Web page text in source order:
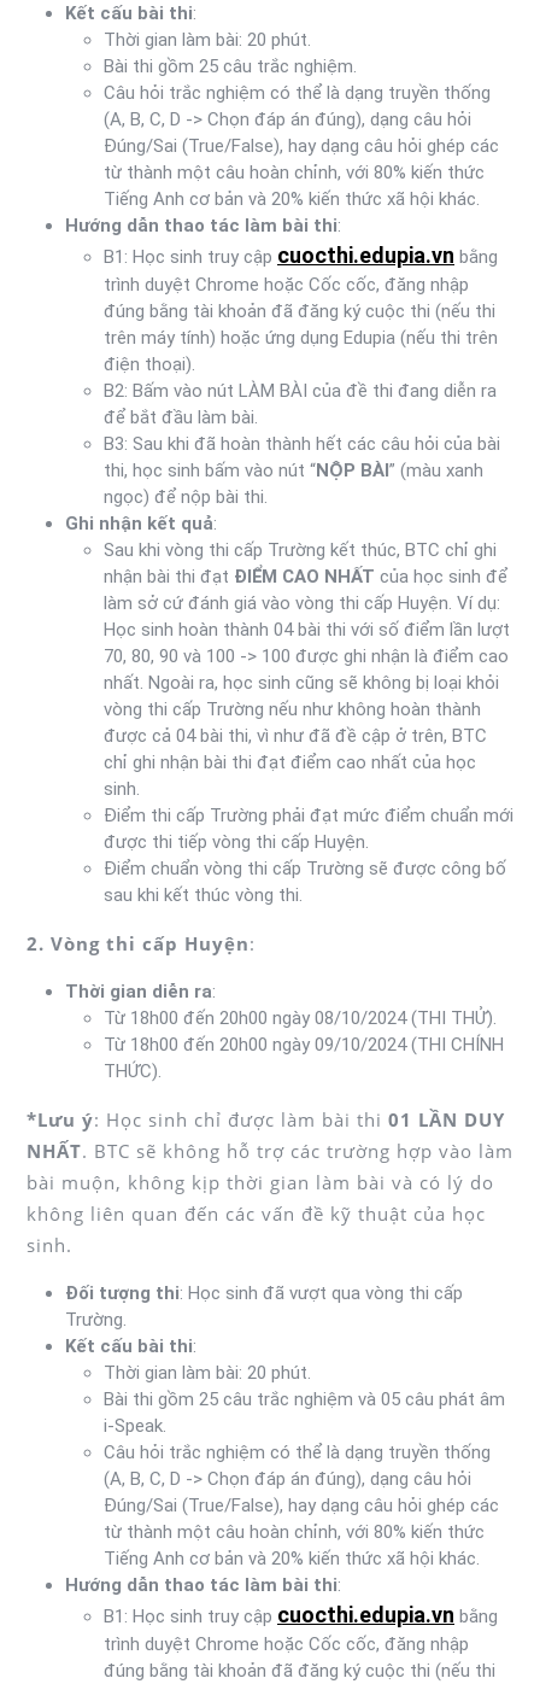
Kết cấu bài thi:
Thời gian làm bài: 20 phút.
Bài thi gồm 25 câu trắc nghiệm.
Câu hỏi trắc nghiệm có thể là dạng truyền thống
(A, B, C, D -> Chọn đáp án đúng), dạng câu hỏi
Đúng/Sai (True/False), hay dạng câu hỏi ghép các
từ thành một câu hoàn chỉnh, với 80% kiến thức
Tiếng Anh cơ bản và 20% kiến thức xã hội khác.
Hướng dẫn thao tác làm bài thi:
B1: Học sinh truy cập cuocthi.edupia.vn bằng
trình duyệt Chrome hoặc Cốc cốc, đăng nhập
đúng bằng tài khoản đã đăng ký cuộc thi (nếu thi
trên máy tính) hoặc ứng dụng Edupia (nếu thi trên
điện thoại).
B2: Bấm vào nút LÀM BÀI của đề thi đang diễn ra
để bắt đầu làm bài.
B3: Sau khi đã hoàn thành hết các câu hỏi của bài
thi, học sinh bấm vào nút “NỘP BÀI” (màu xanh
ngọc) để nộp bài thi.
Ghi nhận kết quả:
Sau khi vòng thi cấp Trường kết thúc, BTC chỉ ghi
nhận bài thi đạt ĐIỂM CAO NHẤT của học sinh để
làm sở cứ đánh giá vào vòng thi cấp Huyện. Ví dụ:
Học sinh hoàn thành 04 bài thi với số điểm lần lượt
70, 80, 90 và 100 -> 100 được ghi nhận là điểm cao
nhất. Ngoài ra, học sinh cũng sẽ không bị loại khỏi
vòng thi cấp Trường nếu như không hoàn thành
được cả 04 bài thi, vì như đã đề cập ở trên, BTC
chỉ ghi nhận bài thi đạt điểm cao nhất của học
sinh.
Điểm thi cấp Trường phải đạt mức điểm chuẩn mới
được thi tiếp vòng thi cấp Huyện.
Điểm chuẩn vòng thi cấp Trường sẽ được công bố
sau khi kết thúc vòng thi.
2. Vòng thi cấp Huyện:
Thời gian diễn ra:
Từ 18h00 đến 20h00 ngày 08/10/2024 (THI THỬ).
Từ 18h00 đến 20h00 ngày 09/10/2024 (THI CHÍNH
THỨC).
*Lưu ý: Học sinh chỉ được làm bài thi 01 LẦN DUY
NHẤT. BTC sẽ không hỗ trợ các trường hợp vào làm
bài muộn, không kịp thời gian làm bài và có lý do
không liên quan đến các vấn đề kỹ thuật của học
sinh.
Đối tượng thi: Học sinh đã vượt qua vòng thi cấp
Trường.
Kết cấu bài thi:
Thời gian làm bài: 20 phút.
Bài thi gồm 25 câu trắc nghiệm và 05 câu phát âm
i-Speak.
Câu hỏi trắc nghiệm có thể là dạng truyền thống
(A, B, C, D -> Chọn đáp án đúng), dạng câu hỏi
Đúng/Sai (True/False), hay dạng câu hỏi ghép các
từ thành một câu hoàn chỉnh, với 80% kiến thức
Tiếng Anh cơ bản và 20% kiến thức xã hội khác.
Hướng dẫn thao tác làm bài thi:
B1: Học sinh truy cập cuocthi.edupia.vn bằng
trình duyệt Chrome hoặc Cốc cốc, đăng nhập
đúng bằng tài khoản đã đăng ký cuộc thi (nếu thi